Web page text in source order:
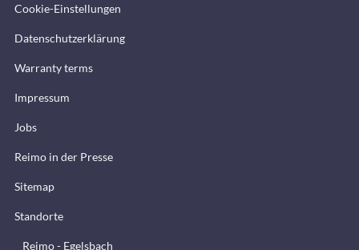
Cookie-Einstellungen
Datenschutzerklärung
Warranty terms
Impressum
Jobs
Reimo in der Presse
Sitemap
Standorte
Reimo - Egelsbach